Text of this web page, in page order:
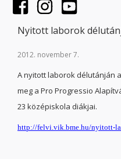
Nyitott laborok
2012. november 7.
A nyitott laborok délutánján
meg a Pro Progressio
23 középiskola diákjai.
http://felvi.vik.bme.hu/nyitott-